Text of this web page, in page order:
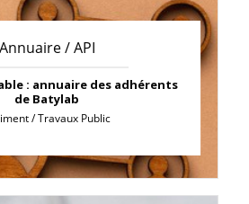
Annuaire / API
: annuaire des adhérents
de Batylab
/ Travaux Public